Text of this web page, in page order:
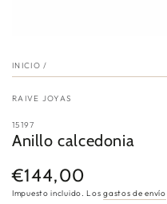
INICIO /
RAIVE JOYAS
15197
Anillo calcedonia
Precio
regular
€144,00
Impuesto incluido. Losgastos de envío